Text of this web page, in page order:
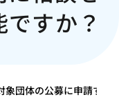
すか？
象団体の公募に申請する